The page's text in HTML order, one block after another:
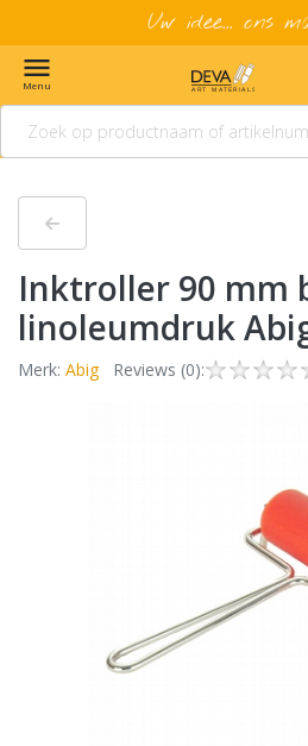
Uw idee... ons
menu
Menu
Inktroller 90 mm breed voor
linoleumdruk
Merk: Abig Reviews (0):